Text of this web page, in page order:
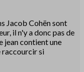
Jacob Cohën sont
il n'y a donc pas de
jean contient une
raccourcir si